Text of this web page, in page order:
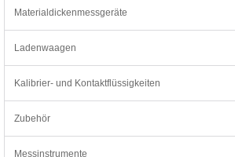
Materialdickenmessgeräte
Ladenwaagen
Kalibrier- und Kontaktflüssigkeiten
Zubehör
Messinstrumente